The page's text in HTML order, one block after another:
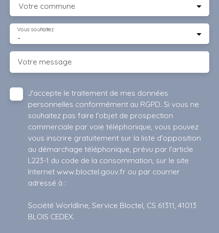
Votre commune
-
Vous souhaitez
Votre message
J'accepte le traitement de mes données
personnelles conformément au RGPD. Si vous ne
souhaitez pas faire l'objet de prospection
commerciale par voie téléphonique, vous pouvez
vous inscrire gratuitement sur la liste d'opposition
au démarchage téléphonique, prévu par l'article
L223-1 du code de la consommation, sur le site
Internet www.bloctel.gouv.fr ou par courrier
adressé à :
Société Worldline, Service Bloctel, CS 61311, 41013
BLOIS CEDEX.